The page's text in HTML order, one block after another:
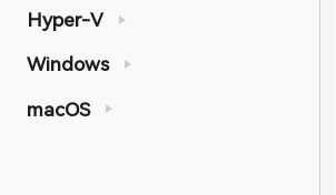
Hyper-V
Windows
macOS